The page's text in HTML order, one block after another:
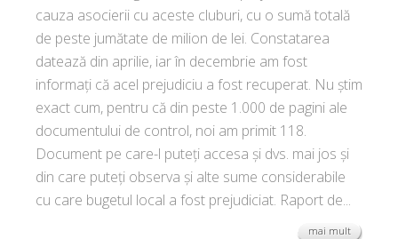
cauza asocierii cu aceste cluburi, cu o sumă totală
de peste jumătate de milion de lei. Constatarea
datează din aprilie, iar în decembrie am fost
informați că acel prejudiciu a fost recuperat. Nu știm
exact cum, pentru că din peste 1.000 de pagini ale
documentului de control, noi am primit 118.
Document pe care-l puteți accesa și dvs. mai jos și
din care puteți observa și alte sume considerabile
cu care bugetul local a fost prejudiciat. Raport de...
mai mult